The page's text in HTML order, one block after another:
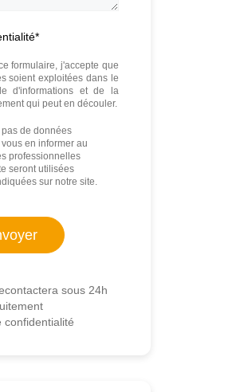
*
formulaire, j'accepte que
soient exploitées dans le
d'informations et de la
qui peut en découler.
de données
en informer au
professionnelles
seront utilisées
sur notre site.
sous 24h
confidentialité